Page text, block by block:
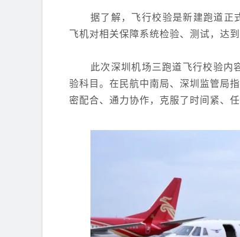
据了解，飞行校验是新建跑道正
飞机对相关保障系统检验、测试，达
此次深圳机场三跑道飞行校验
验科目。在民航中南局、深圳监管局
密配合、通力协作，克服了时间紧、